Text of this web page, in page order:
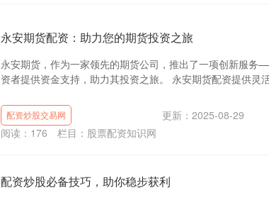
永安期货配资：助力您的期货投资之旅
永安期货，作为一家领先的期货公司，推出了一项创新服
资者提供资金支持，助力其投资之旅。 永安期货配资提供灵
配资炒股交易网 更新：2025-08-29
阅读： 176 栏目： 股票配资知识网
配资炒股必备技巧，助你稳步获利